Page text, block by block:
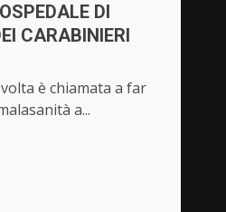
DI
CARABINIERI
è chiamata a far
a...